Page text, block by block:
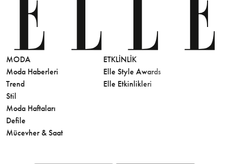
MODA
Moda Haberleri
Trend
Stil
Moda Haftaları
Defile
Mücevher & Saat
ETKLINLIK
Elle Style Awards
Elle Etkinlikleri